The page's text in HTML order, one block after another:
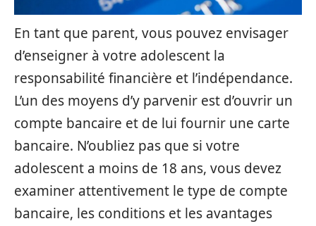
En tant que parent, vous pouvez envisager
d’enseigner à votre adolescent la
responsabilité financière et l’indépendance.
L’un des moyens d’y parvenir est d’ouvrir un
compte bancaire et de lui fournir une carte
bancaire. N’oubliez pas que si votre
adolescent a moins de 18 ans, vous devez
examiner attentivement le type de compte
bancaire, les conditions et les avantages